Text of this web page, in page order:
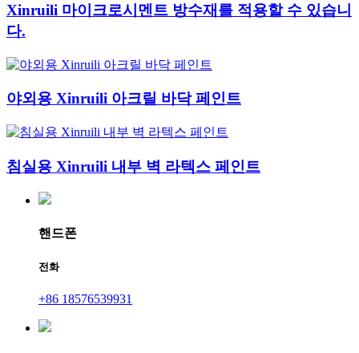
Xinruili 마이크로시멘트 방수재를 적용할 수 있습니
다.
야외용 Xinruili 아크릴 바닥 페인트
침실용 Xinruili 내부 벽 라텍스 페인트
핸드폰
전화
+86 18576539931